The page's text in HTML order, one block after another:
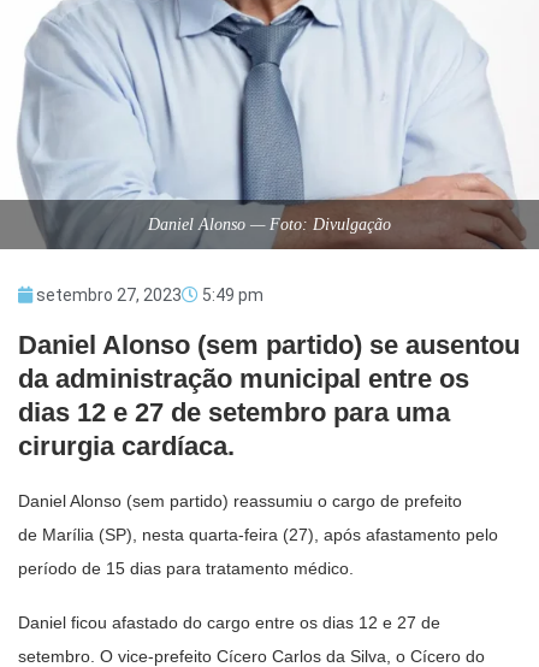
Daniel Alonso — Foto: Divulgação
setembro 27, 2023 5:49 pm
Daniel Alonso (sem partido) se ausentou
da administração municipal entre os
dias 12 e 27 de setembro para uma
cirurgia cardíaca.
Daniel Alonso (sem partido) reassumiu o cargo de prefeito
de Marília (SP), nesta quarta-feira (27), após afastamento pelo
período de 15 dias para tratamento médico.
Daniel ficou afastado do cargo entre os dias 12 e 27 de
setembro. O vice-prefeito Cícero Carlos da Silva, o Cícero do